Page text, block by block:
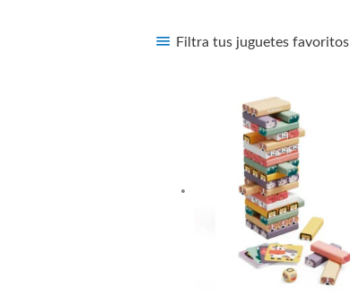
Filtra tus juguetes favoritos